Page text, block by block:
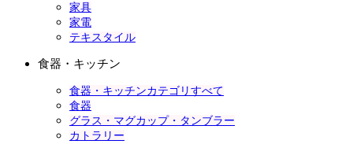
家具
家電
テキスタイル
食器・キッチン
食器・キッチンカテゴリすべて
食器
グラス・マグカップ・タンブラー
カトラリー